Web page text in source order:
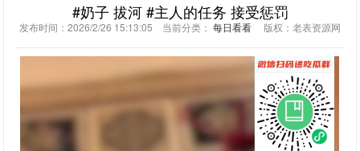
#奶子 拔河 #主人的任务 接受惩罚
发布时间：2026/2/26 15:13:05 当前分类： 每日看看 版权：老表资源网